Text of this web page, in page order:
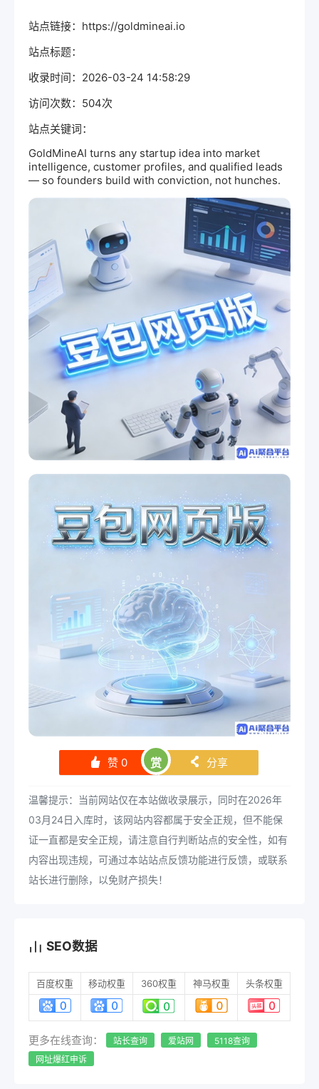
站点链接：https://goldmineai.io
站点标题：
收录时间：2026-03-24 14:58:29
访问次数：504次
站点关键词：
GoldMineAI turns any startup idea into market
intelligence, customer profiles, and qualified leads
— so founders build with conviction, not hunches.
󰄼 赞 0 赏 󰄯 分享
温馨提示：当前网站仅在本站做收录展示，同时在2026年
03月24日入库时，该网站内容都属于安全正规，但不能保
证一直都是安全正规，请注意自行判断站点的安全性，如有
内容出现违规，可通过本站站点反馈功能进行反馈，或联系
站长进行删除，以免财产损失！
SEO数据
百度权重 移动权重 360权重 神马权重 头条权重
更多在线查询： 站长查询 爱站网
5118查询
网址爆红申诉